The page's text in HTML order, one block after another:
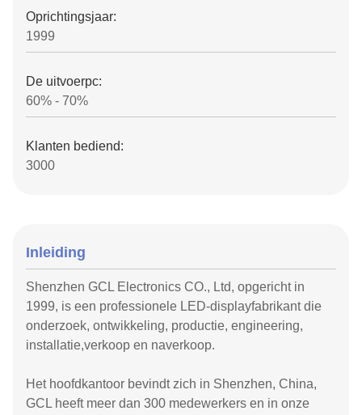
Oprichtingsjaar:
1999
De uitvoerpc:
60% - 70%
Klanten bediend:
3000
Inleiding
Shenzhen GCL Electronics CO., Ltd, opgericht in
1999, is een professionele LED-displayfabrikant die
onderzoek, ontwikkeling, productie, engineering,
installatie,verkoop en naverkoop.
Het hoofdkantoor bevindt zich in Shenzhen, China,
GCL heeft meer dan 300 medewerkers en in onze